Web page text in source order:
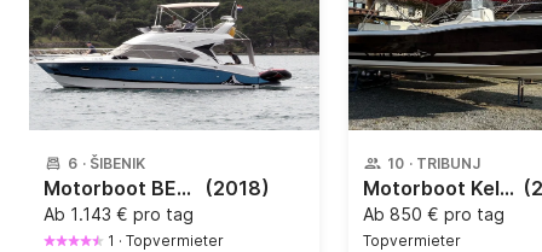
6 · ŠIBENIK
Motorboot BENETEAU ANTARES 36 260PS (2018)
Ab 1.143 € pro tag
1 · Topvermieter
10 · TRIBUNJ
Motorboot Kelt White shark 265 300PS
Ab 850 € pro tag
Topvermieter